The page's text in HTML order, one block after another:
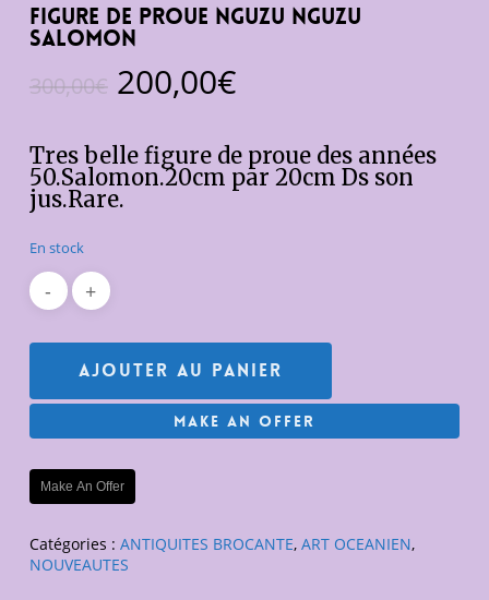
Figure de proue Nguzu Nguzu
Salomon
300,00€ Le
prix
initial
était :
300,00€.
200,00€Le
actuel
est :
Tres belle figure de proue des années
50.Salomon.20cm par 20cm Ds son
jus.Rare.
En stock
Ajouter Au Panier
Make An Offer
Make An Offer
Catégories : ANTIQUITES BROCANTE, ART OCEANIEN,
NOUVEAUTES